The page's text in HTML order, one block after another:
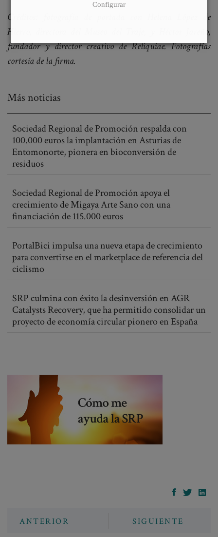
Créditos: fotografía de portada con Helena López de
Hierro, directora del Museo del Traje, y Héctor Jareño,
fundador y director creativo de Reliquiae. Fotografías
cortesía de la firma.
Más noticias
Sociedad Regional de Promoción respalda con
100.000 euros la implantación en Asturias de
Entomonorte, pionera en bioconversión de
residuos
Sociedad Regional de Promoción apoya el
crecimiento de Migaya Arte Sano con una
financiación de 115.000 euros
PortalBici impulsa una nueva etapa de crecimiento
para convertirse en el marketplace de referencia del
ciclismo
SRP culmina con éxito la desinversión en AGR
Catalysts Recovery, que ha permitido consolidar un
proyecto de economía circular pionero en España
ANTERIOR SIGUIENTE
Configurar